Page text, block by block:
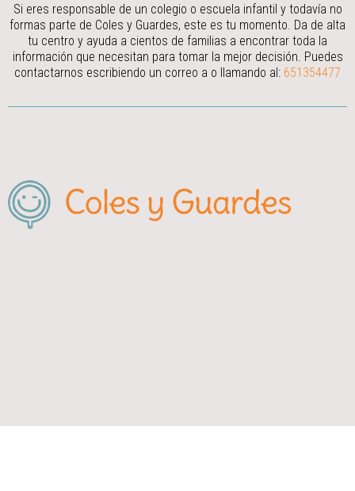
Si eres responsable de un colegio o escuela infantil y todavía no
formas parte de Coles y Guardes, este es tu momento. Da de alta
tu centro y ayuda a cientos de familias a encontrar toda la
información que necesitan para tomar la mejor decisión. Puedes
contactarnos escribiendo un correo a o llamando al: 651354477